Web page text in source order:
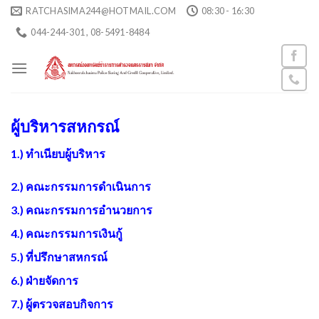
Skip RATCHASIMA244@HOTMAIL.COM
08:30 - 16:30
044-244-301 , 08-5491-8484
ผู้บริหารสหกรณ์
1.) ทำเนียบผู้บริหาร
2.) คณะกรรมการดำเนินการ
3.) คณะกรรมการอำนวยการ
4.) คณะกรรมการเงินกู้
5.) ที่ปรึกษาสหกรณ์
6.) ฝ่ายจัดการ
7.) ผู้ตรวจสอบกิจการ